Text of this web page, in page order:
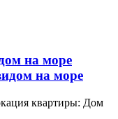
на море
квартиры: Дом